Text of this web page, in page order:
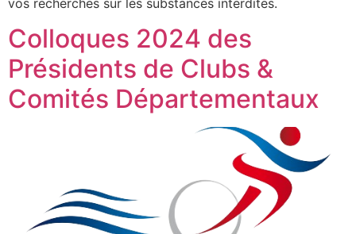
vos recherches sur les substances interdites.
Colloques 2024 des
Présidents de Clubs &
Comités Départementaux